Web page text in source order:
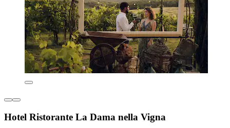
Hotel Ristorante La Dama nella Vigna